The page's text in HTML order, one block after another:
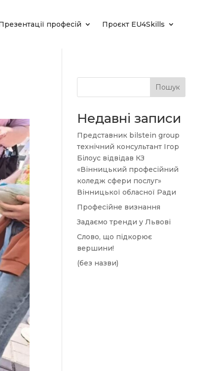
професій Проєкт EU4Skills
Пошук
Недавні записи
Представник bilstein group
технічний консультант Ігор
Білоус відвідав КЗ
«Вінницький професійний
коледж сфери послуг»
Вінницької обласної Ради
Професійне визнання
Задаємо тренди у Львові
Слово, що підкорює
вершини!
(без назви)